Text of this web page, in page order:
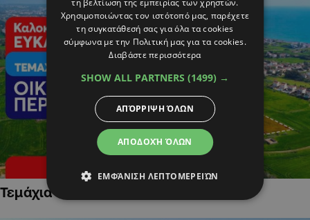
Τεμάχια Γης σε Οικιστικές Περιοχές
Χρησιμοποιώντας τον ιστότοπό μας, παρέχετε
τη συγκατάθεσή σας για όλα τα cookies
σύμφωνα με την Πολιτική μας για τα cookies.
Διαβάστε περισσότερα
SHOW ALL PARTNERS (1499) →
ΑΠΟΔΟΧΉ ΌΛΩΝ
ΑΠΌΡΡΙΨΗ ΌΛΩΝ
ΕΜΦΆΝΙΣΗ ΛΕΠΤΟΜΕΡΕΙΏΝ